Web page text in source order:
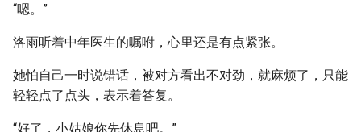
“嗯。”
洛雨听着中年医生的嘱咐，心里还是有点紧张。
她怕自己一时说错话，被对方看出不对劲，就麻烦了，只能
轻轻点了点头，表示着答复。
“好了，小姑娘你先休息吧。”